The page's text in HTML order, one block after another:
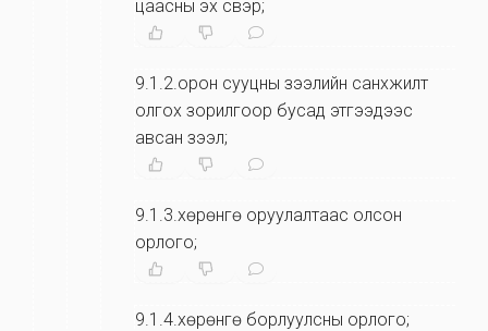
цаасны эх үүсвэр;
9.1.2.орон сууцны зээлийн санхүүжилт
олгох зорилгоор бусад этгээдээс
авсан зээл;
9.1.3.хөрөнгө оруулалтаас олсон
орлого;
9.1.4.хөрөнгө борлуулсны орлого;